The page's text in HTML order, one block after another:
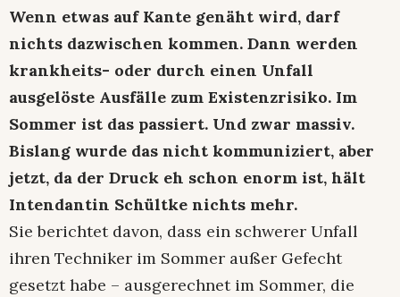
Wenn etwas auf Kante genäht wird, darf
nichts dazwischen kommen. Dann werden
krankheits- oder durch einen Unfall
ausgelöste Ausfälle zum Existenzrisiko. Im
Sommer ist das passiert. Und zwar massiv.
Bislang wurde das nicht kommuniziert, aber
jetzt, da der Druck eh schon enorm ist, hält
Intendantin Schültke nichts mehr.
Sie berichtet davon, dass ein schwerer Unfall
ihren Techniker im Sommer außer Gefecht
gesetzt habe – ausgerechnet im Sommer, die